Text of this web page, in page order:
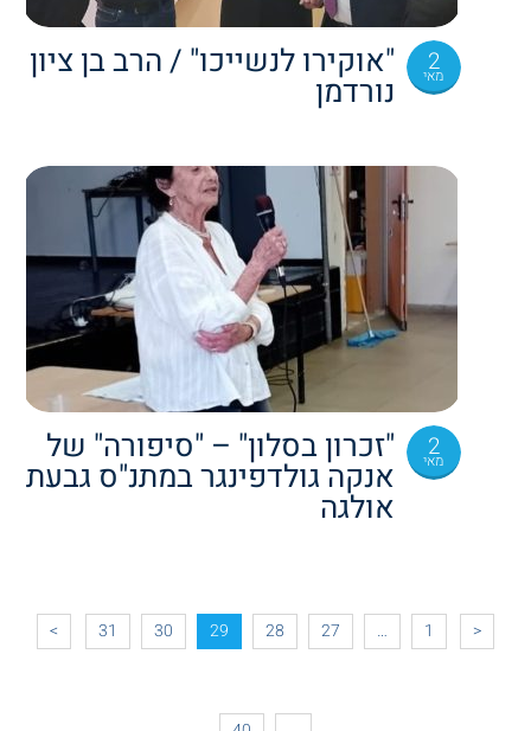
2
מאי "אוקירו לנשייכו" / הרב בן ציון
נורדמן
2
מאי "זכרון בסלון" – "סיפורה" של
אנקה גולדפינגר במתנ"ס גבעת
אולגה
<
1
…
27
28
29
30
31
>